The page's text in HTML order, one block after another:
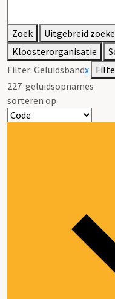
Zoek
Uitgebreid
Kloosterorganisatie
Filter: Geluidsbandx
227 geluidsopnames
sorteren op: